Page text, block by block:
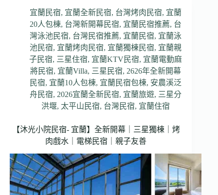
宜蘭民宿, 宜蘭全新民宿, 台灣烤肉民宿, 宜蘭
20人包棟, 台灣新開幕民宿, 宜蘭民宿推薦, 台
灣泳池民宿, 台灣民宿推薦, 宜蘭民宿, 宜蘭泳
池民宿, 宜蘭烤肉民宿, 宜蘭獨棟民宿, 宜蘭親
子民宿, 三星住宿, 宜蘭KTV民宿, 宜蘭電動麻
將民宿, 宜蘭Villa, 三星民宿, 2626年全新開幕
民宿, 宜蘭10人包棟, 宜蘭民宿包棟, 安農溪泛
舟民宿, 2026宜蘭全新民宿, 宜蘭旅遊, 三星分
洪堰, 太平山民宿, 台灣民宿, 宜蘭住宿
【沐光小院民宿- 宜蘭】全新開幕｜三星獨棟｜烤
肉戲水｜電梯民宿｜親子友善